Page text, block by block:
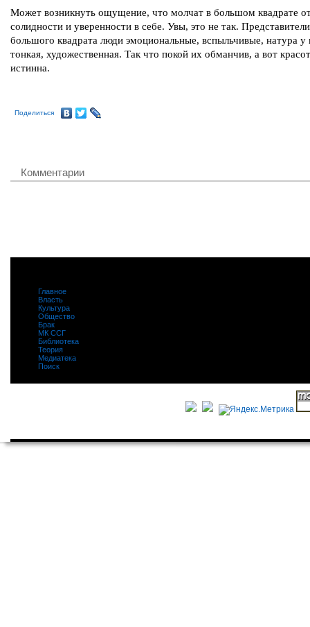
Может возникнуть ощущение, что молчат в большом квадрате
солидности и уверенности в себе. Увы, это не так. Представители
большого квадрата люди эмоциональные, вспыльчивые, натура у
тонкая, художественная. Так что покой их обманчив, а вот
истинна.
Поделиться
Комментарии
Главное
Власть
Культура
Общество
Брак
МК ССГ
Библиотека
Теория
Медиатека
Поиск